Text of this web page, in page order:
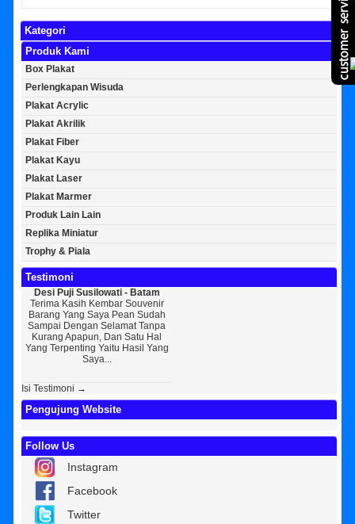
Kategori
Produk Kami
Box Plakat
Perlengkapan Wisuda
Plakat Acrylic
Plakat Akrilik
Plakat Fiber
Plakat Kayu
Plakat Laser
Plakat Marmer
Produk Lain Lain
Replika Miniatur
Trophy & Piala
Testimoni
Desi Puji Susilowati - Batam
Terima Kasih Kembar Souvenir
Barang Yang Saya Pean Sudah
Sampai Dengan Selamat Tanpa
Kurang Apapun, Dan Satu Hal
Yang Terpenting Yaitu Hasil Yang
Saya...
Isi Testimoni →
Pengujung Website
Follow Us
Instagram
Facebook
Twitter